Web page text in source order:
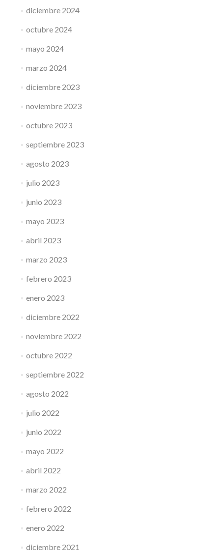
diciembre 2024
octubre 2024
mayo 2024
marzo 2024
diciembre 2023
noviembre 2023
octubre 2023
septiembre 2023
agosto 2023
julio 2023
junio 2023
mayo 2023
abril 2023
marzo 2023
febrero 2023
enero 2023
diciembre 2022
noviembre 2022
octubre 2022
septiembre 2022
agosto 2022
julio 2022
junio 2022
mayo 2022
abril 2022
marzo 2022
febrero 2022
enero 2022
diciembre 2021